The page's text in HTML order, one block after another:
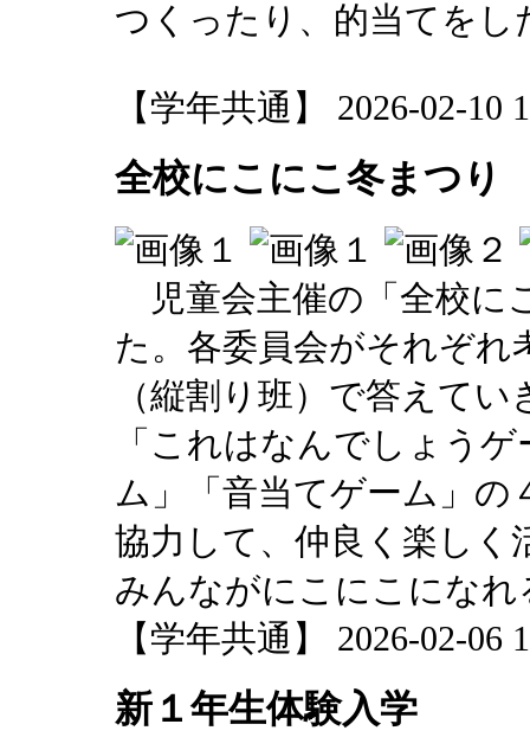
つくったり、的当てを
【学年共通】 2026-02-10
全校にこにこ冬まつり
児童会主催の「全校に
た。各委員会がそれぞ
（縦割り班）で答えて
「これはなんでしょう
ム」「音当てゲーム」
協力して、仲良く楽しく
みんながにこにこにな
【学年共通】 2026-02-06
新１年生体験入学